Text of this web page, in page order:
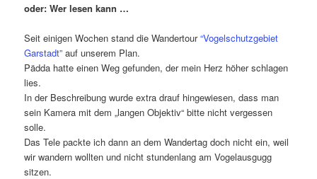
oder: Wer lesen kann …
Seit einigen Wochen stand die Wandertour“Vogelschutzgebiet
Garstadt”auf unserem Plan.
Pädda hatte einen Weg gefunden, der mein Herz höher schlagen
lies.
In der Beschreibung wurde extra drauf hingewiesen, dass man
sein Kamera mit dem „langen Objektiv“ bitte nicht vergessen
solle.
Das Tele packte ich dann an dem Wandertag doch nicht ein, weil
wir wandern wollten und nicht stundenlang am Vogelausgugg
sitzen.